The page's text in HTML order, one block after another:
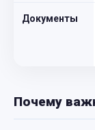
Документы
Почему